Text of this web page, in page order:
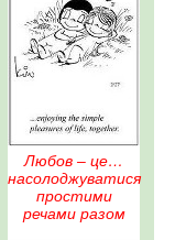
Любов – це…
насолоджуватися
простими
речами разом